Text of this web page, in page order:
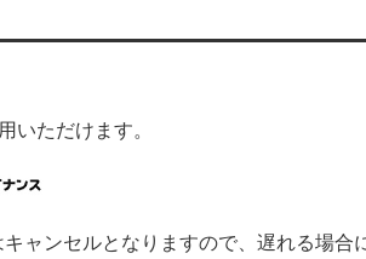
いただけます。
ャンセルとなりますので、遅れる場合